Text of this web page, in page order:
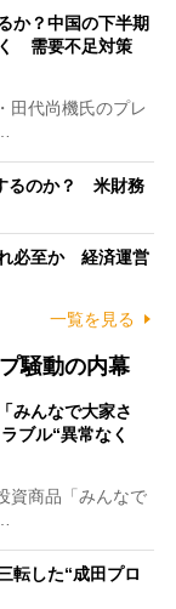
か？中国の下半期
需要不足対策
田代尚機氏のプレ
るのか？ 米財務
必至か 経済運営
一覧を見る
騒動の内幕
みんなで大家さ
ブル“異常なく
資商品「みんなで
転した“成田プロ